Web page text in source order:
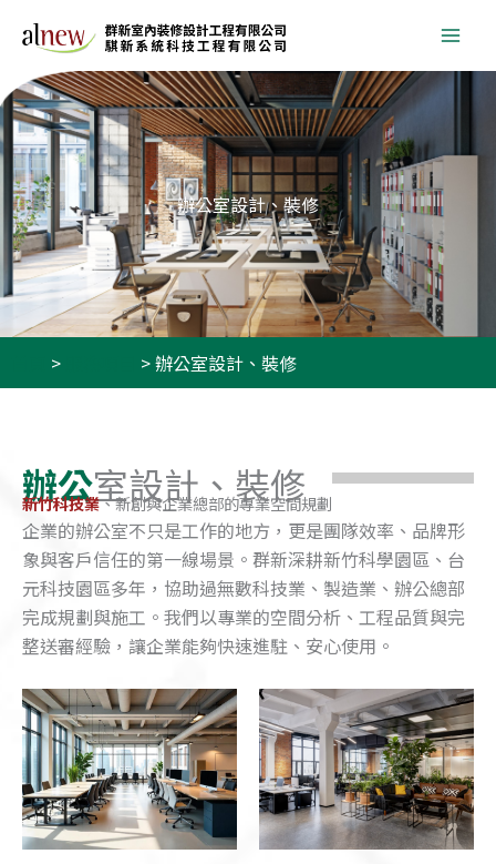
要
內
容
辦公室設計、裝修
> >辦公室設計、裝修
辦公室設計、裝修
新竹科技業、新創與企業總部的專業空間規劃
企業的辦公室不只是工作的地方，更是團隊效率、品牌形
象與客戶信任的第一線場景。群新深耕新竹科學園區、台
元科技園區多年，協助過無數科技業、製造業、辦公總部
完成規劃與施工。我們以專業的空間分析、工程品質與完
整送審經驗，讓企業能夠快速進駐、安心使用。